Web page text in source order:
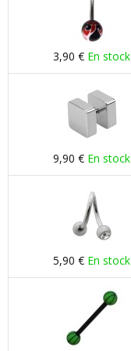
3,90 € En stock
9,90 € En stock
5,90 € En stock